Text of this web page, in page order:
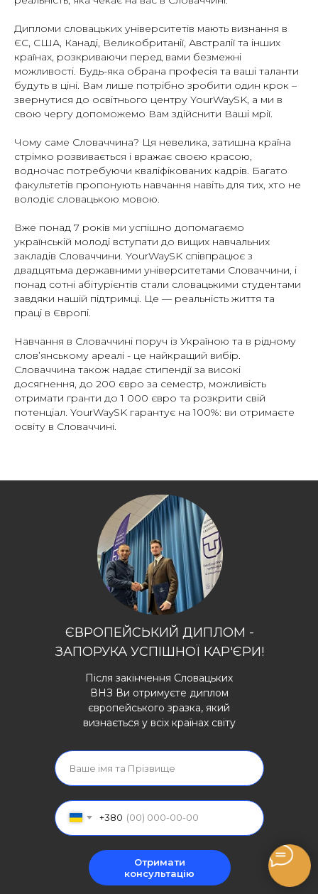
Дипломи словацьких університетів мають визнання в
ЄС, США, Канаді, Великобританії, Австралії та інших
країнах, розкриваючи перед вами безмежні
можливості. Будь-яка обрана професія та ваші таланти
будуть в ціні. Вам лише потрібно зробити один крок –
звернутися до освітнього центру YourWaySK, а ми в
свою чергу допоможемо Вам здійснити Ваші мрії.
Чому саме Словаччина? Ця невелика, затишна країна
стрімко розвивається і вражає своєю красою,
водночас потребуючи кваліфікованих кадрів. Багато
факультетів пропонують навчання навіть для тих, хто не
володіє словацькою мовою.
Вже понад 7 років ми успішно допомагаємо
українській молоді вступати до вищих навчальних
закладів Словаччини. YourWaySK співпрацює з
двадцятьма державними університетами Словаччини, і
понад сотні абітурієнтів стали словацькими студентами
завдяки нашій підтримці. Це — реальність життя та
праці в Європі.
Навчання в Словаччині поруч із Україною та в рідному
слов’янському ареалі - це найкращий вибір.
Словаччина також надає стипендії за високі
досягнення, до 200 євро за семестр, можливість
отримати гранти до 1 000 євро та розкрити свій
потенціал. YourWaySK гарантує на 100%: ви отримаєте
освіту в Словаччині.
ЄВРОПЕЙСЬКИЙ ДИПЛОМ -
ЗАПОРУКА УСПІШНОЇ КАР'ЄРИ!
Після закінчення Словацьких
ВНЗ Ви отримуєте диплом
європейського зразка, який
визнається у всіх країнах світу
+380
Отримати
консультацію